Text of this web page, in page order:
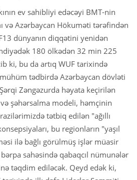
ev sahibliyi edəcəyi BMT-nin
və Azərbaycan Hökuməti tərəfindən
dünyanın diqqətini yenidən
180 ölkədən 32 min 225
ki, bu da artıq WUF tarixində
tədbirdə Azərbaycan dövləti
Zəngəzurda həyata keçirilən
şəhərsalma modeli, həmçinin
tətbiq edilən "ağıllı
bu regionların "yaşıl
ilə bağlı görülmüş işlər müasir
sahəsində qabaqcıl nümunələr
təqdim ediləcək. Qeyd edək ki,